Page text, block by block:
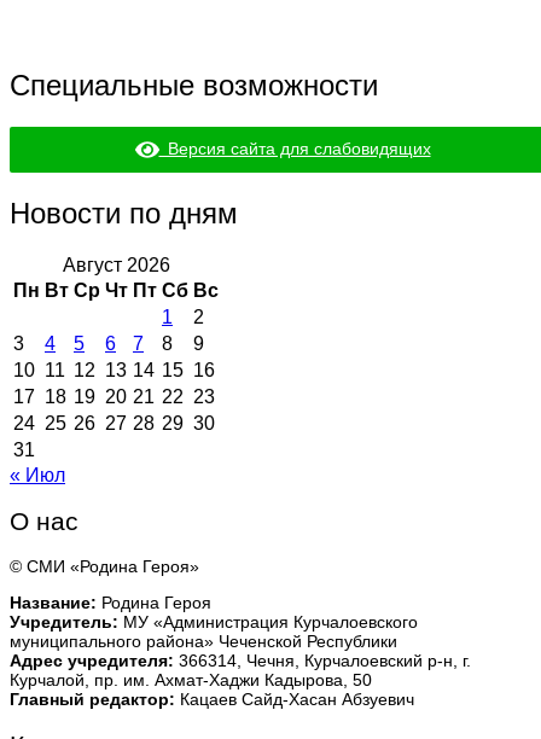
Специальные возможности
Версия сайта для слабовидящих
Новости по дням
Август 2026
Пн Вт Ср Чт Пт Сб Вс
1
2
3
4 5 6 7 8
9
10 11 12 13 14 15 16
17 18 19 20 21 22 23
24 25 26 27 28 29 30
31
« Июл
О нас
© СМИ «Родина Героя»
Название: Родина Героя
Учредитель: МУ «Администрация Курчалоевского
муниципального района» Чеченской Республики
Адрес учредителя: 366314, Чечня, Курчалоевский р-н, г.
Курчалой, пр. им. Ахмат-Хаджи Кадырова, 50
Главный редактор: Кацаев Сайд-Хасан Абзуевич